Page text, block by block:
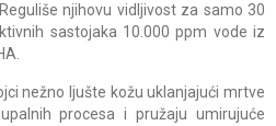
njihovu vidljivost za samo 30
sastojaka 10.000 ppm vode iz
nežno ljušte kožu uklanjajući mrtve
procesa i pružaju umirujuće